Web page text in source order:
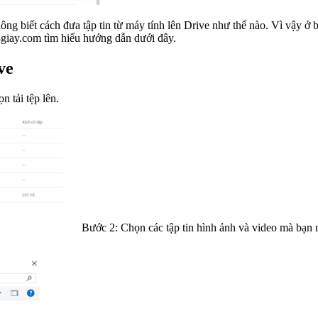
biết cách đưa tập tin từ máy tính lên Drive như thế nào. Vì vậy ở
tìm hiểu hướng dẫn dưới đây.
tải tệp lên.
Bước 2: Chọn các tập tin hình ảnh và video mà